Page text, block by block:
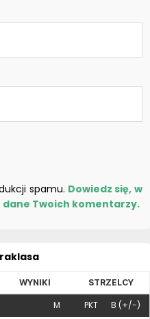
spamu. Dowiedz się, w
Twoich komentarzy.
WYNIKI STRZELCY
M PKT B (+/-)